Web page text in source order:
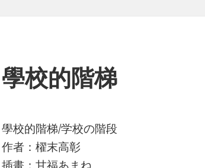
學校的階梯
學校的階梯/学校の階段
作者：櫂末高彰